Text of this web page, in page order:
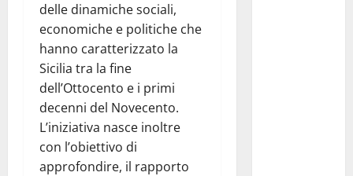
delle dinamiche sociali,
economiche e politiche che
hanno caratterizzato la
Sicilia tra la fine
dell’Ottocento e i primi
decenni del Novecento.
L’iniziativa nasce inoltre
con l’obiettivo di
approfondire, il rapporto